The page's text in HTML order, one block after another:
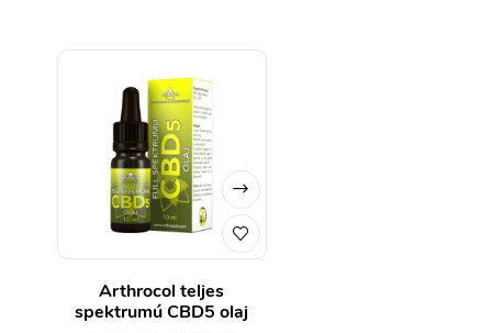
Arthrocol teljes
spektrumú CBD5 olaj